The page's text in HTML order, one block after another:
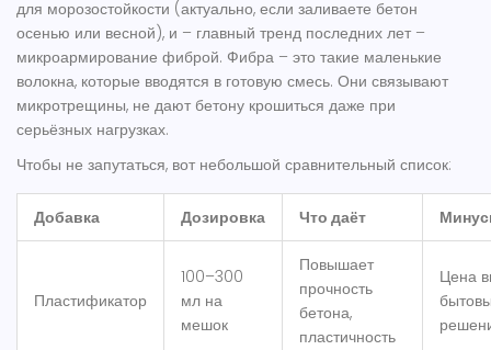
для морозостойкости (актуально, если заливаете бетон
осенью или весной), и – главный тренд последних лет –
микроармирование фиброй. Фибра – это такие маленькие
волокна, которые вводятся в готовую смесь. Они связывают
микротрещины, не дают бетону крошиться даже при
серьёзных нагрузках.
Чтобы не запутаться, вот небольшой сравнительный список:
Добавка Дозировка Что даёт
Пластификатор
100–300
мл на
мешок
Повышает
прочность
бетона,
пластичность
Цена